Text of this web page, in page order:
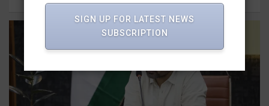
SIGN UP FOR LATEST NEWS
SUBSCRIPTION